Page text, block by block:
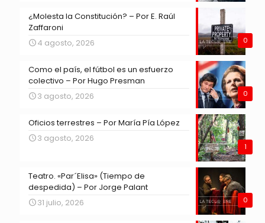
0
¿Molesta la Constitución? – Por E. Raúl
Zaffaroni
4 agosto, 2026
0
Como el país, el fútbol es un esfuerzo
colectivo – Por Hugo Presman
3 agosto, 2026
1
Oficios terrestres – Por María Pía López
3 agosto, 2026
0
Teatro. «Par´Elisa» (Tiempo de
despedida) – Por Jorge Palant
31 julio, 2026